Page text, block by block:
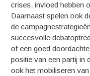
crises, invloed hebben
Daarnaast spelen ook
de
succesvolle
of een goed
positie van een partij in
ook het mobiliseren